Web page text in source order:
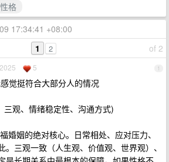
性格
17:34:41 +08:00
of 2
1 2
1
5
觉挺符合大部分人的情况
三观、情绪稳定性、沟通方式)
婚姻的绝对核心。日常相处、应对压力、
。三观一致（人生观、价值观、世界观）、